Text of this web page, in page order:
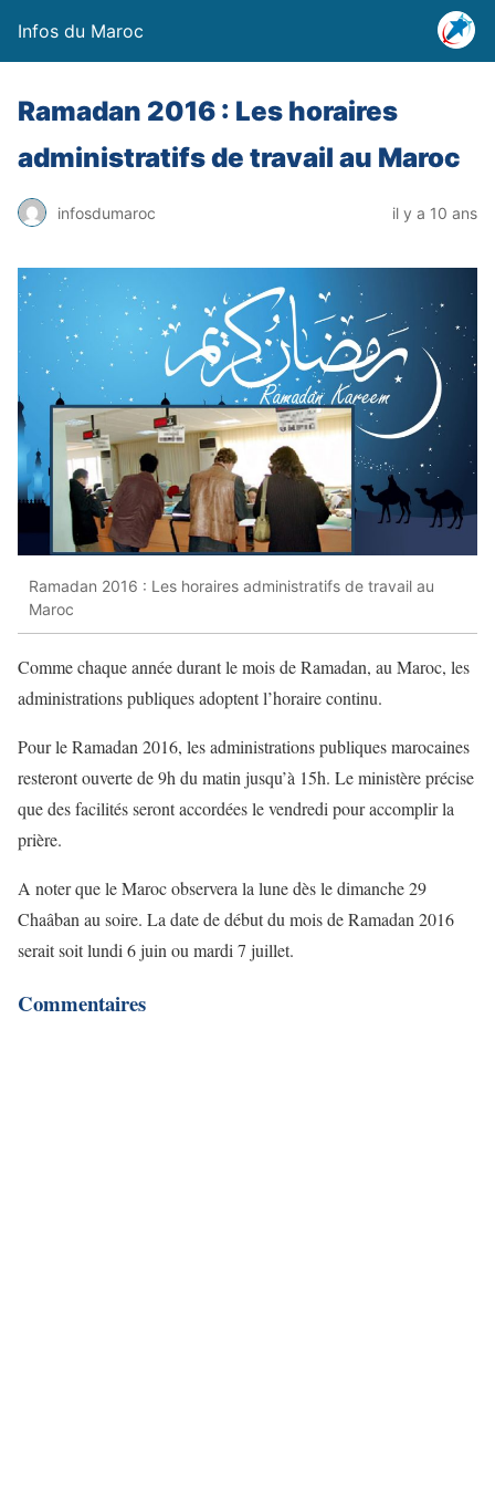
Infos du Maroc
Ramadan 2016 : Les horaires
administratifs de travail au Maroc
infosdumaroc il y a 10 ans
Ramadan 2016 : Les horaires administratifs de travail au
Maroc
Comme chaque année durant le mois de Ramadan, au Maroc, les
administrations publiques adoptent l’horaire continu.
Pour le Ramadan 2016, les administrations publiques marocaines
resteront ouverte de 9h du matin jusqu’à 15h. Le ministère précise
que des facilités seront accordées le vendredi pour accomplir la
prière.
A noter que le Maroc observera la lune dès le dimanche 29
Chaâban au soire. La date de début du mois de Ramadan 2016
serait soit lundi 6 juin ou mardi 7 juillet.
Commentaires